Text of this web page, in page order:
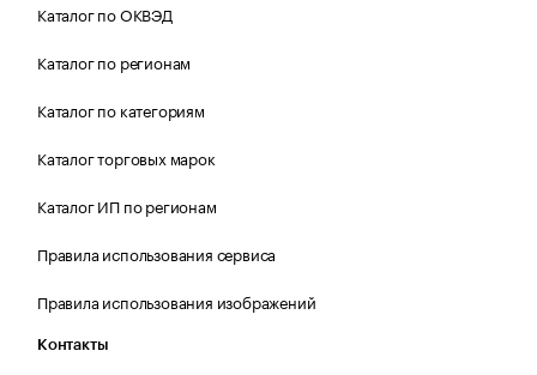
Каталог по ОКВЭД
Каталог по регионам
Каталог по категориям
Каталог торговых марок
Каталог ИП по регионам
Правила использования сервиса
Правила использования изображений
Контакты